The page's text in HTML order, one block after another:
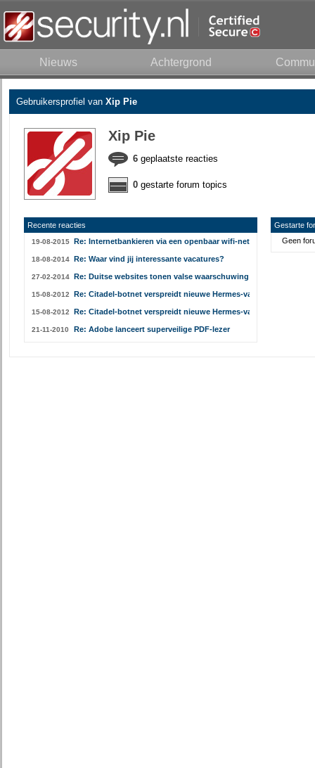
Nieuws Achtergrond
Gebruikersprofiel van Xip Pie
Xip Pie
6geplaatste reacties
0gestarte forum topics
Recente reacties
19-08-2015 Re: Internetbankieren via een openbaar wifi-netwerk:
18-08-2014 Re: Waar vind jij interessante vacatures?
27-02-2014 Re: Duitse websites tonen valse waarschuwing tegen adblockers
15-08-2012 Re: Citadel-botnet verspreidt nieuwe Hermes-variant
15-08-2012 Re: Citadel-botnet verspreidt nieuwe Hermes-variant
21-11-2010 Re: Adobe lanceert superveilige PDF-lezer
Gestarte
Geen